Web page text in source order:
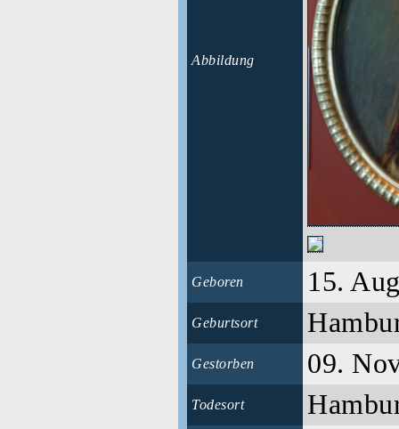
Abbildung
Geboren 15.
Geburtsort
Gestorben 09.
Todesort